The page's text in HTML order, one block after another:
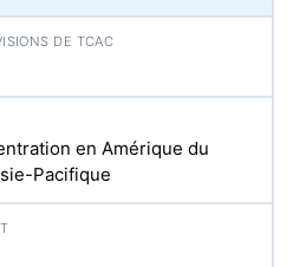
en Amérique du
Pacifique